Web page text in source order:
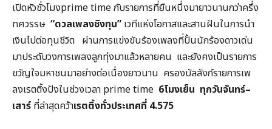
เปิดหัวชั่วโมงprime time กับรายการที่ยืนหนึ่งมายาวนานกว่าครึ่ง
ทศวรรษ “ดวลเพลงชิงทุน” เวทีแห่งโอกาสและสานฝันในการนำ
เงินไปต่อทุนชีวิต ผ่านการแข่งขันร้องเพลงที่ปั้นนักร้องดาวเด่น
มาประดับวงการเพลงลูกทุ่งมาแล้วหลายคน และยังคงเป็นรายการ
ขวัญใจมหาชนมาอย่างต่อเนื่องยาวนาน ครองบัลลังก์รายการเพ
ลงเรตติ้งปังในช่วงเวลา prime time 6โมงเย็น ทุกวันจันทร์–
เสาร์ ที่ล่าสุดคว้าเรตติ้งทั่วประเทศที่ 4.575